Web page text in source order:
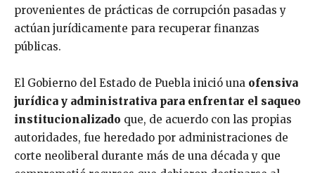
provenientes de prácticas de corrupción pasadas y
actúan jurídicamente para recuperar finanzas
públicas.
El Gobierno del Estado de Puebla inició una ofensiva
jurídica y administrativa para enfrentar el saqueo
institucionalizado que, de acuerdo con las propias
autoridades, fue heredado por administraciones de
corte neoliberal durante más de una década y que